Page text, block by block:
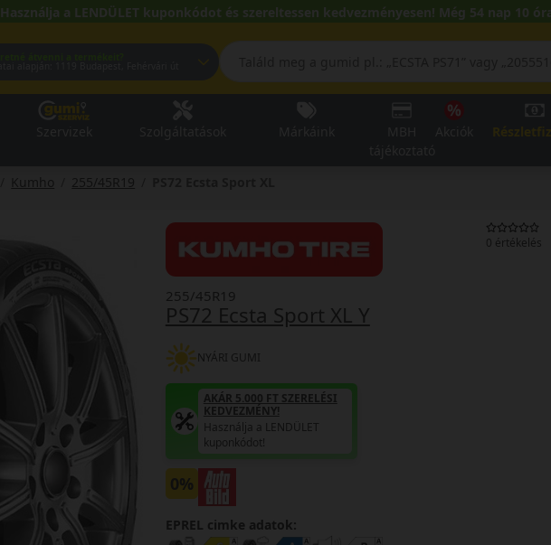
Használja a LENDÜLET kuponkódot és szereltessen kedvezményesen! Még 54 nap 10
Kumho 255/45R19
0 értékelés
PS72 Ecsta Sport XL Y
255/45R19
NYÁRI GUMI
AKÁR 5.000 FT SZERELÉSI
KEDVEZMÉNY!
Használja a LENDÜLET
kuponkódot!
0%
EPREL cimke adatok: